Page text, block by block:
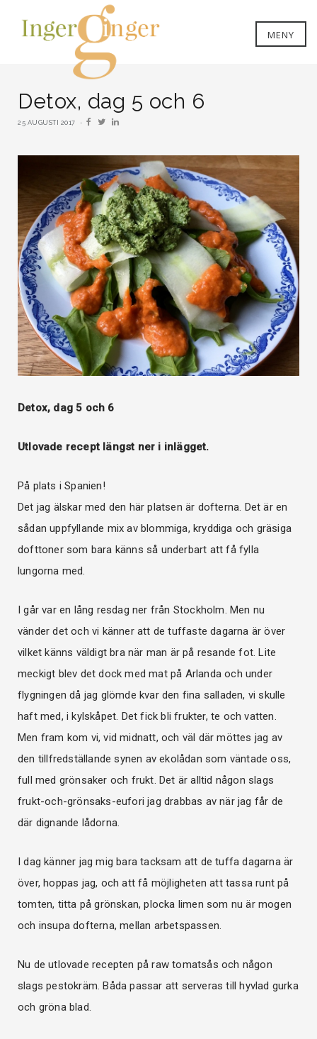
MENY
Detox, dag 5 och 6
25 AUGUSTI 2017
Detox, dag 5 och 6
Utlovade recept längst ner i inlägget.
På plats i Spanien!
Det jag älskar med den här platsen är dofterna. Det är en
sådan uppfyllande mix av blommiga, kryddiga och gräsiga
dofttoner som bara känns så underbart att få fylla
lungorna med.
I går var en lång resdag ner från Stockholm. Men nu
vänder det och vi känner att de tuffaste dagarna är över
vilket känns väldigt bra när man är på resande fot. Lite
meckigt blev det dock med mat på Arlanda och under
flygningen då jag glömde kvar den fina salladen, vi skulle
haft med, i kylskåpet. Det fick bli frukter, te och vatten.
Men fram kom vi, vid midnatt, och väl där möttes jag av
den tillfredställande synen av ekolådan som väntade oss,
full med grönsaker och frukt. Det är alltid någon slags
frukt-och-grönsaks-eufori jag drabbas av när jag får de
där dignande lådorna.
I dag känner jag mig bara tacksam att de tuffa dagarna är
över, hoppas jag, och att få möjligheten att tassa runt på
tomten, titta på grönskan, plocka limen som nu är mogen
och insupa dofterna, mellan arbetspassen.
Nu de utlovade recepten på raw tomatsås och någon
slags pestokräm. Båda passar att serveras till hyvlad gurka
och gröna blad.